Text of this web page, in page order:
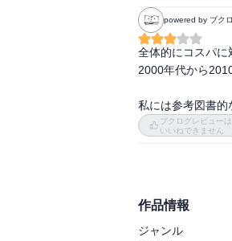
powered by ブク
全体的にコスパに
2000年代から
私には参考図書的
ブクログレビューは
いいねできません
作品情報
ジャンル